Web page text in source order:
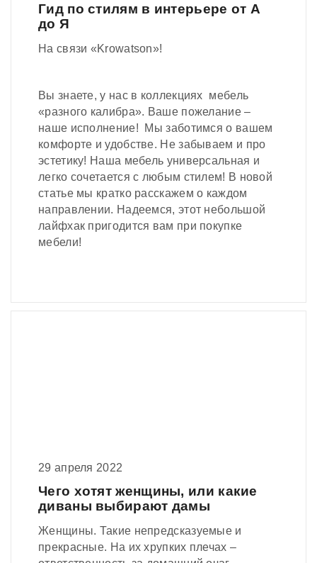
Гид по стилям в интерьере от А
до Я
На связи «Krowatson»!
Вы знаете, у нас в коллекциях мебель
«разного калибра». Ваше пожелание –
наше исполнение! Мы заботимся о вашем
комфорте и удобстве. Не забываем и про
эстетику! Наша мебель универсальная и
легко сочетается с любым стилем! В новой
статье мы кратко расскажем о каждом
направлении. Надеемся, этот небольшой
лайфхак пригодится вам при покупке
мебели!
29 апреля 2022
Чего хотят женщины, или какие
диваны выбирают дамы
Женщины. Такие непредсказуемые и
прекрасные. На их хрупких плечах –